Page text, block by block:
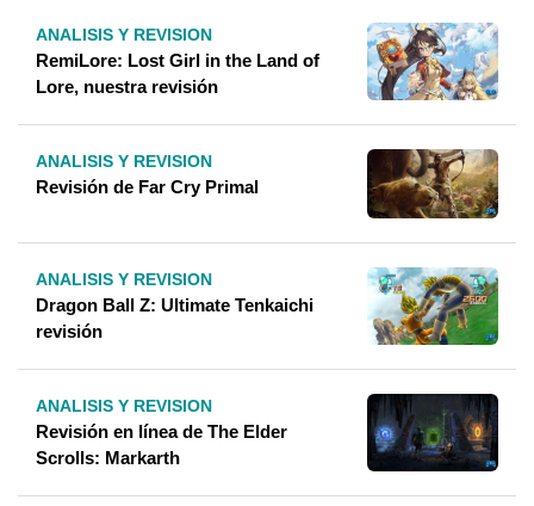
ANALISIS Y REVISION
RemiLore: Lost Girl in the Land of
Lore, nuestra revisión
ANALISIS Y REVISION
Revisión de Far Cry Primal
ANALISIS Y REVISION
Dragon Ball Z: Ultimate Tenkaichi
revisión
ANALISIS Y REVISION
Revisión en línea de The Elder
Scrolls: Markarth